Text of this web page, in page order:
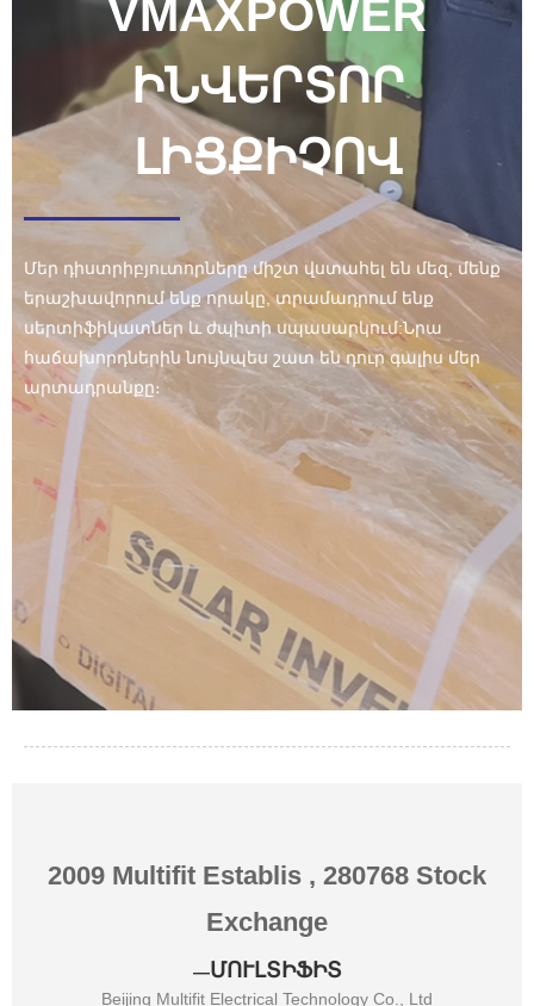
VMAXPOWER
ԻՆՎԵՐՏՈՐ
ԼԻՑՔԻՉՈՎ
Մեր դիստրիբյուտորները միշտ վստահել են մեզ, մենք
երաշխավորում ենք որակը, տրամադրում ենք
սերտիֆիկատներ և ժպիտի սպասարկում:Նրա
հաճախորդներին նույնպես շատ են դուր գալիս մեր
արտադրանքը։
2009 Multifit Establis , 280768 Stock
Exchange
—ՄՈՒԼՏԻՖԻՏ
Beijing Multifit Electrical Technology Co., Ltd